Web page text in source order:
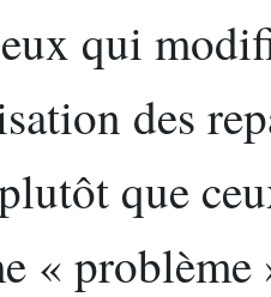
qui
des
que
« problème